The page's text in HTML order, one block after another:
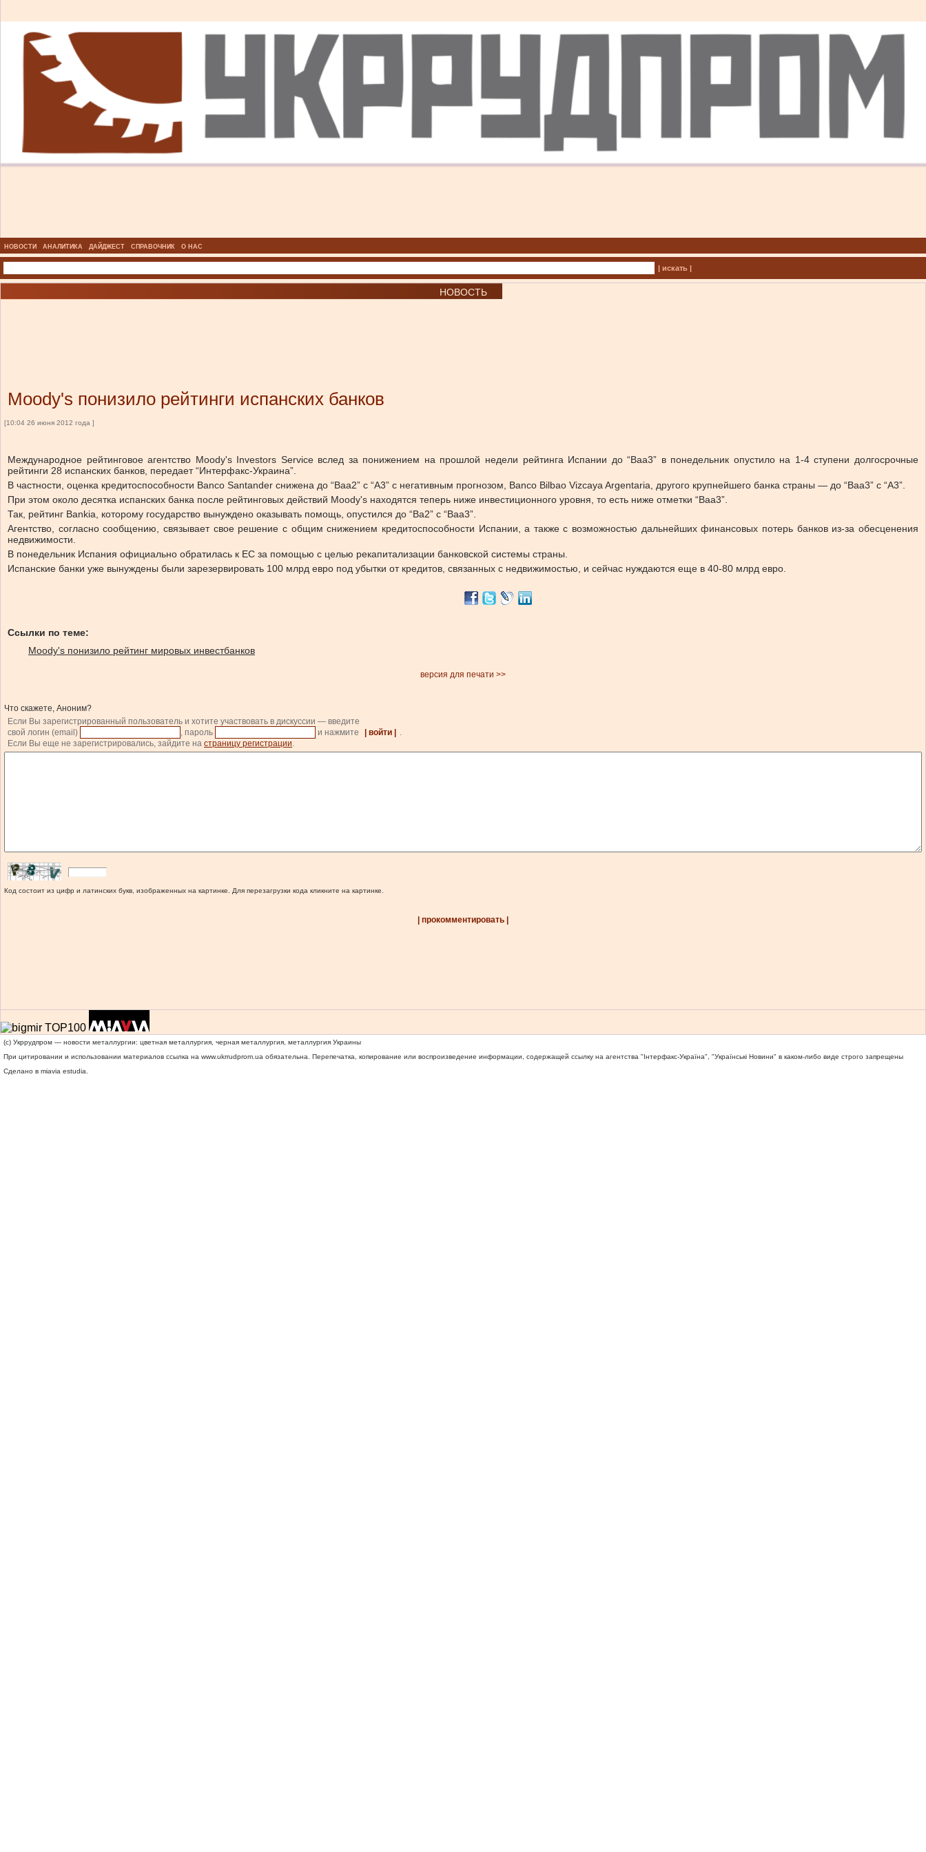
НОВОСТИ АНАЛИТИКА ДАЙДЖЕСТ СПРАВОЧНИК О НАС
| искать |
НОВОСТЬ
Moody's понизило рейтинги испанских банков
[10:04 26 июня 2012 года ]
Международное рейтинговое агентство Moody's Investors Service вслед за понижением на прошлой недели рейтинга Испании до “Baa3” в понедельник опустило на 1-4 ступени долгосрочные
рейтинги 28 испанских банков, передает “Интерфакс-Украина”.
В частности, оценка кредитоспособности Banco Santander снижена до “Baa2” с “A3” с негативным прогнозом, Banco Bilbao Vizcaya Argentaria, другого крупнейшего банка страны — до “Baa3” с “A3”.
При этом около десятка испанских банка после рейтинговых действий Moody's находятся теперь ниже инвестиционного уровня, то есть ниже отметки “Baa3”.
Так, рейтинг Bankia, которому государство вынуждено оказывать помощь, опустился до “Ba2” с “Baa3”.
Агентство, согласно сообщению, связывает свое решение с общим снижением кредитоспособности Испании, а также с возможностью дальнейших финансовых потерь банков из-за обесценения
недвижимости.
В понедельник Испания официально обратилась к ЕС за помощью с целью рекапитализации банковской системы страны.
Испанские банки уже вынуждены были зарезервировать 100 млрд евро под убытки от кредитов, связанных с недвижимостью, и сейчас нуждаются еще в 40-80 млрд евро.
Ссылки по теме:
Moody's понизило рейтинг мировых инвестбанков
версия для печати >>
Что скажете, Аноним?
Если Вы зарегистрированный пользователь и хотите участвовать в дискуссии — введите
свой логин (email)
, пароль и нажмите | войти |
.
Если Вы еще не зарегистрировались, зайдите на страницу регистрации.
Код состоит из цифр и латинских букв, изображенных на картинке. Для перезагрузки кода кликните на картинке.
| прокомментировать |
(c) Укррудпром — новости металлургии: цветная металлургия, черная металлургия, металлургия Украины
При цитировании и использовании материалов ссылка на www.ukrrudprom.ua обязательна. Перепечатка, копирование или воспроизведение информации, содержащей ссылку на агентства "Iнтерфакс-Україна", "Українськi Новини" в каком-либо виде строго запрещены
Сделано в miavia estudia.